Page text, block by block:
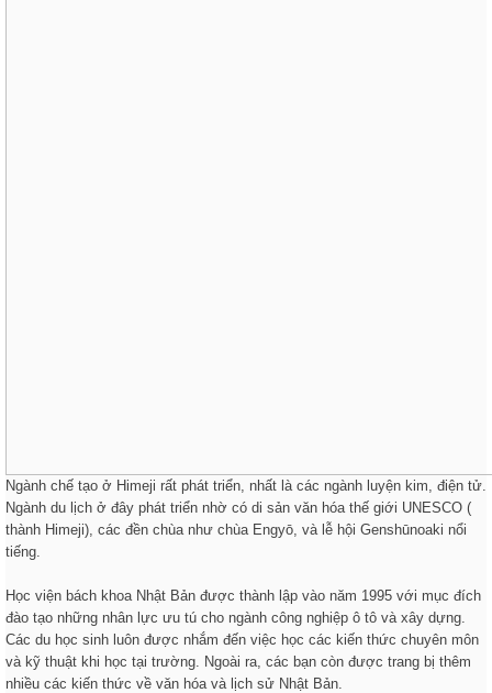
Ngành chế tạo ở Himeji rất phát triển, nhất là các ngành luyện kim, điện tử.
Ngành du lịch ở đây phát triển nhờ có di sản văn hóa thế giới UNESCO (
thành Himeji), các đền chùa như chùa Engyō, và lễ hội Genshūnoaki nổi
tiếng.
Học viện bách khoa Nhật Bản được thành lập vào năm 1995 với mục đích
đào tạo những nhân lực ưu tú cho ngành công nghiệp ô tô và xây dựng.
Các du học sinh luôn được nhắm đến việc học các kiến thức chuyên môn
và kỹ thuật khi học tại trường. Ngoài ra, các bạn còn được trang bị thêm
nhiều các kiến thức về văn hóa và lịch sử Nhật Bản.